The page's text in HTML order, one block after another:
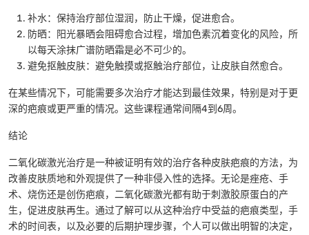
补水：保持治疗部位湿润，防止干燥，促进愈合。
防晒：阳光暴晒会阻碍愈合过程，增加色素沉着变化的风险，所
以每天涂抹广谱防晒霜是必不可少的。
避免抠触皮肤：避免触摸或抠触治疗部位，让皮肤自然愈合。
在某些情况下，可能需要多次治疗才能达到最佳效果，特别是对于更
深的疤痕或更严重的情况。这些课程通常间隔4到6周。
结论
二氧化碳激光治疗是一种被证明有效的治疗各种皮肤疤痕的方法，为
改善皮肤质地和外观提供了一种非侵入性的选择。无论是痤疮、手
术、烧伤还是创伤疤痕，二氧化碳激光都有助于刺激胶原蛋白的产
生，促进皮肤再生。通过了解可以从这种治疗中受益的疤痕类型，手
术的时间表，以及必要的后期护理步骤，个人可以做出明智的决定，